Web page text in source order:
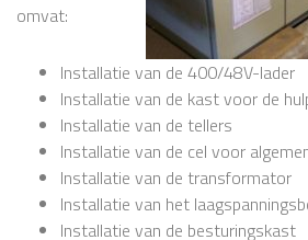
omvat:
Installatie van de 400/48V-lader
Installatie van de kast voor de
Installatie van de tellers
Installatie van de cel voor
Installatie van de transformator
Installatie van het
Installatie van de besturingskast